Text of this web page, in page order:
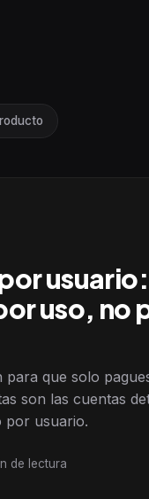
uso, no
que solo
son las cuentas
por usuario.
de lectura